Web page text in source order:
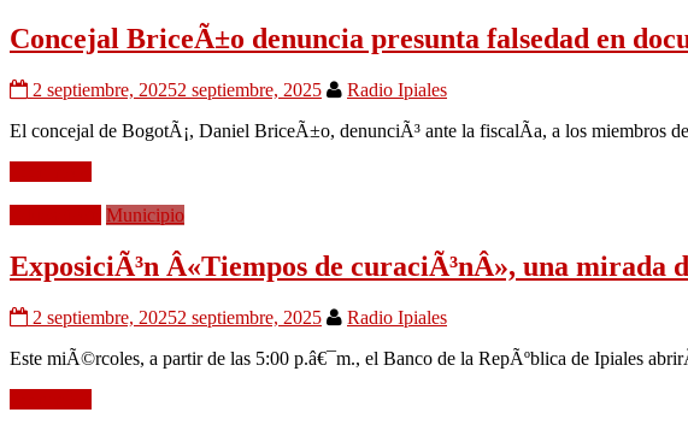
Concejal BriceÃ±o denuncia presunta falsedad en
2 septiembre, 20252 septiembre, 2025
Radio Ipiales
El concejal de BogotÃ¡, Daniel BriceÃ±o, denunciÃ³ ante la fiscalÃ­a, a los miembros
Municipio
ExposiciÃ³n Â«Tiempos de curaciÃ³nÂ», una mirada
2 septiembre, 20252 septiembre, 2025
Radio Ipiales
Este miÃ©rcoles, a partir de las 5:00 p.â€¯m., el Banco de la RepÃºblica de Ipiales